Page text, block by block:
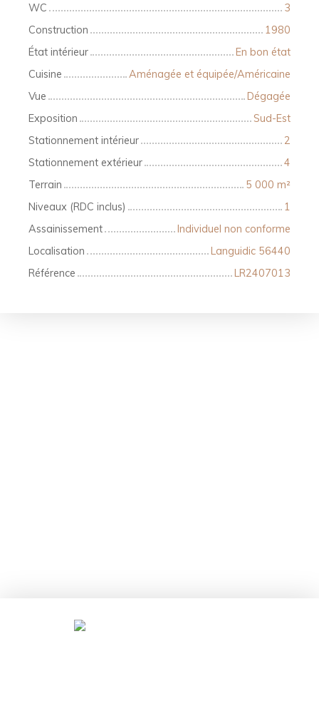
WC
3
Construction
1980
État intérieur
En bon état
Cuisine
Aménagée et équipée/Américaine
Vue
Dégagée
Exposition
Sud-Est
Stationnement intérieur
2
Stationnement extérieur
4
Terrain
5 000 m²
Niveaux (RDC inclus)
1
Assainissement
Individuel non conforme
Localisation
Languidic 56440
Référence
LR2407013